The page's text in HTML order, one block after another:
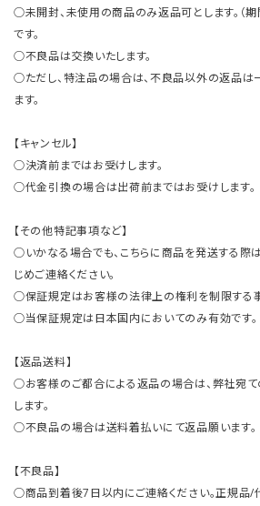
○未開封、未使用の商品のみ返品可とします。（
です。
○不良品は交換いたします。
○ただし、特注品の場合は、不良品以外の返品は
ます。
【キャンセル】
○決済前まではお受けします。
○代金引換の場合は出荷前まではお受けします。
【その他特記事項など】
○いかなる場合でも、こちらに商品を発送する際
じめご連絡ください。
○保証規定はお客様の法律上の権利を制限する
○当保証規定は日本国内においてのみ有効です。
【返品送料】
○お客様のご都合による返品の場合は、弊社宛
します。
○不良品の場合は送料着払いにて返品願います。
【不良品】
○商品到着後7日以内にご連絡ください。正規品/